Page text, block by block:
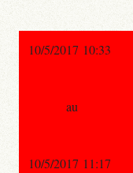
10/5/2017 10:33
au
10/5/2017 11:17